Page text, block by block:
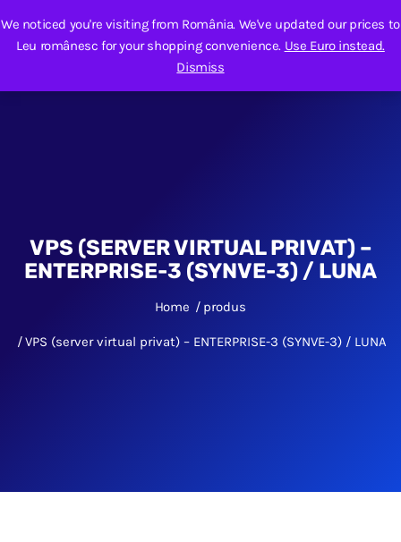
VPS (SERVER VIRTUAL PRIVAT) –
ENTERPRISE-3 (SYNVE-3) / LUNA
Home produs
VPS (server virtual privat) – ENTERPRISE-3 (SYNVE-3) / LUNA
We noticed you're visiting from România. We've updated our prices to
Leu românesc for your shopping convenience. Use Euro instead.
Dismiss